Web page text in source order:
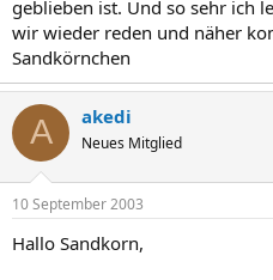
geblieben ist. Und so sehr ich
wir wieder reden und näher
Sandkörnchen
A akedi
Neues Mitglied
10 September 2003
Hallo Sandkorn,